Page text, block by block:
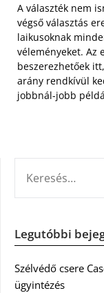
A választék nem
végső választás
laikusoknak
véleményeket. Az
beszerezhetőek
arány rendkívül
jobbnál-jobb
Legutóbbi
Szélvédő csere
ügyintézés